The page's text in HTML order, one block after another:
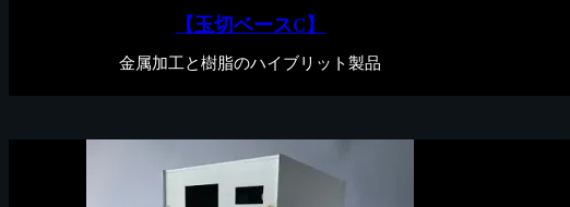
【玉切ベースC】
金属加工と樹脂のハイブリット製品